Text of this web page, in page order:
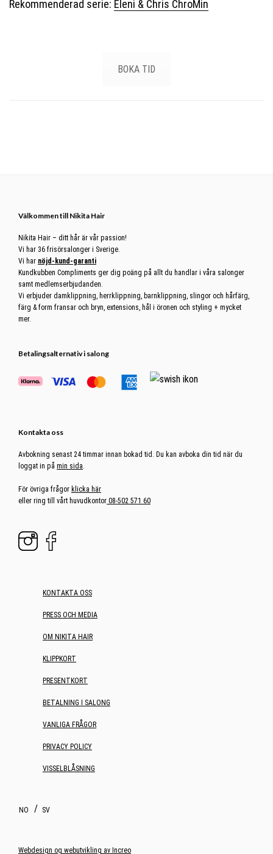
Rekommenderad serie: Eleni & Chris ChroMin
BOKA TID
Footer
Välkommen till Nikita Hair
Nikita Hair – ditt hår är vår passion!
Vi har 36 frisörsalonger i Sverige.
Vi har nöjd-kund-garanti
Kundkubben Compliments ger dig poäng på allt du handlar i våra salonger
samt medlemserbjudanden.
Vi erbjuder damklippning, herrklippning, barnklippning, slingor och hårfärg,
färg & form fransar och bryn, extensions, hål i öronen och styling + mycket
mer.
Betalingsalternativ i salong
Kontakta oss
Avbokning senast 24 timmar innan bokad tid. Du kan avboka din tid när du
loggat in på min sida.
För övriga frågor klicka här
eller ring till vårt huvudkontor 08-502 571 60
KONTAKTA OSS
PRESS OCH MEDIA
OM NIKITA HAIR
KLIPPKORT
PRESENTKORT
BETALNING I SALONG
VANLIGA FRÅGOR
PRIVACY POLICY
VISSELBLÅSNING
NO SV
Webdesign og webutvikling av Increo